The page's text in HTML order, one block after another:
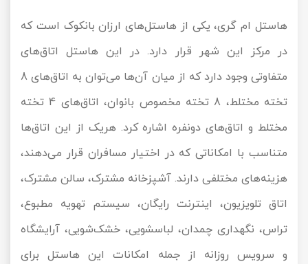
هاستل ام گری، یکی از هاستل‌‌های ارزان بانکوک است که
در مرکز این شهر قرار دارد. در این هاستل اتاق‌های
متفاوتی وجود دارد که از میان آن‌ها می‌توان به اتاق‌های 8
تخته مختلط، 8 تخته مخصوص بانوان، اتاق‌های 4 تخته
مختلط و اتاق‌های دونفره اشاره کرد. هریک از این اتاق‌ها
متناسب با امکاناتی که در اختیار مسافران قرار می‌دهند،
هزینه‌های مختلفی دارند. آشپزخانه مشترک، سالن مشترک،
اتاق تلویزیون، اینترنت رایگان، سیستم تهویه مطبوع،
تراس، نگهداری چمدان، لباسشویی، خشک‌شویی، آرایشگاه
و سرویس روزانه از جمله امکانات این هاستل برای